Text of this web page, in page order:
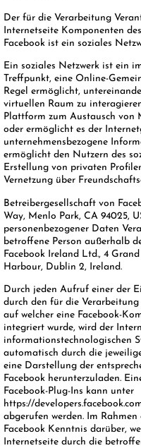
Der für die Verarbeitung
Internetseite Komponenten
Facebook ist ein soziales
Ein soziales Netzwerk ist ein
Treffpunkt, eine Online-
Regel ermöglicht,
virtuellen Raum zu
Plattform zum Austausch von
oder ermöglicht es der
unternehmensbezogene
ermöglicht den Nutzern des
Erstellung von privaten
Vernetzung über
Betreibergesellschaft von
Way, Menlo Park, CA 94025,
personenbezogener Daten
betroffene Person außerhalb
Facebook Ireland Ltd., 4
Harbour, Dublin 2, Ireland.
Durch jeden Aufruf einer der
durch den für die
auf welcher eine Facebook-
integriert wurde, wird der
informationstechnologischen
automatisch durch die
eine Darstellung der
Facebook herunterzuladen.
Facebook-Plug-Ins kann unter
https://
abgerufen werden. Im
Facebook Kenntnis darüber,
Internetseite durch die